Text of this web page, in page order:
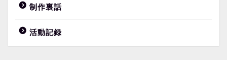
制作裏話
活動記録